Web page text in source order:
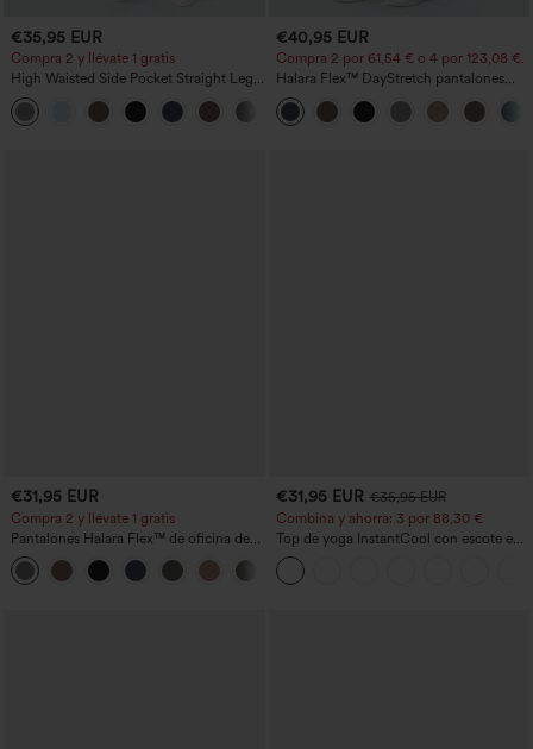
€35,95 EUR
Compra 2 y llévate 1 gratis
High Waisted Side Pocket Straight Leg
Work Pants
+23
€40,95 EUR
Compra 2 por 61,54 € o 4 por 123,08 €.
Halara Flex™ DayStretch pantalones
acampanados de trabajo de tiro medio
con bolsillo lateral con cremallera
€31,95 EUR
Compra 2 y llévate 1 gratis
Pantalones Halara Flex™ de oficina de
tiro alto ligeramente acampanados con
bolsillos
€31,95 EUR €35,95 EUR
Combina y ahorra: 3 por 88,30 €
Top de yoga InstantCool con escote en
U y bajo curvado - UPF50+